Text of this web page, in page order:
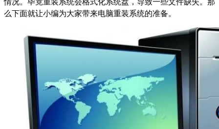
情况。毕竟重装系统会格式化系统盘，导致一些文件缺失。那
么下面就让小编为大家带来电脑重装系统的准备。